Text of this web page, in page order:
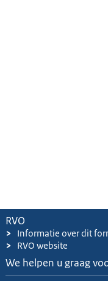
RVO
> Informatie over dit
> RVO website
We helpen u graag